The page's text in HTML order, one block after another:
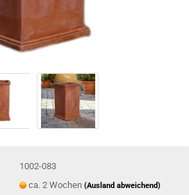
1002-083
ca. 2 Wochen(Ausland abweichend)